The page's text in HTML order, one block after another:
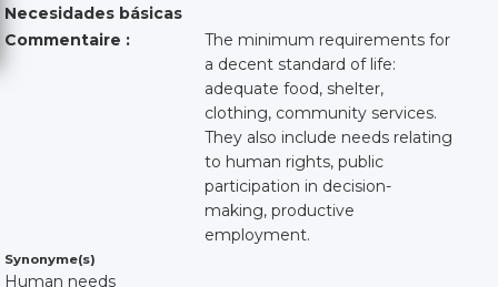
Necesidades básicas
Commentaire :
The minimum requirements for
a decent standard of life:
adequate food, shelter,
clothing, community services.
They also include needs relating
to human rights, public
participation in decision-
making, productive
employment.
Synonyme(s)
Human needs